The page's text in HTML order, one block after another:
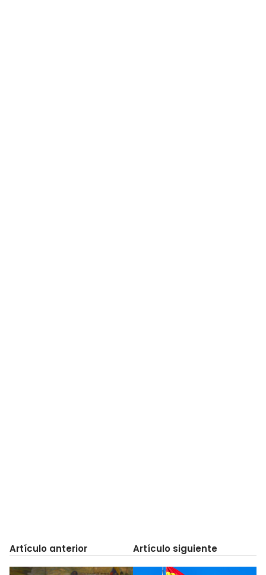
Artículo anterior Artículo siguiente